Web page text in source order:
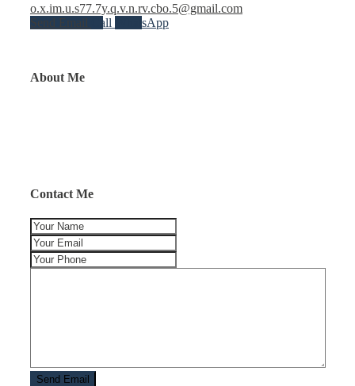
o.x.im.u.s77.7y.q.v.n.rv.cbo.5@gmail.com
Send Email
Call WhatsApp
About Me
Contact Me